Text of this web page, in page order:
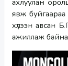
ахлуулан
явж буйгаараа
хүлээн авсан
ажиллаж